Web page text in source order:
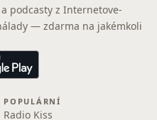
podcasty z Internetove-
— zdarma na jakémkoli
POPULÁRNÍ
Radio Kiss